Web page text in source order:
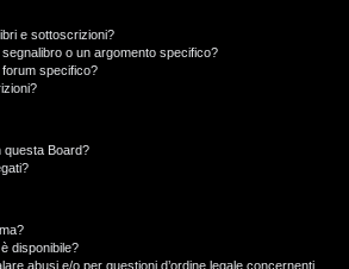
e sottoscrizioni?
o un argomento specifico?
specifico?
questa Board?
disponibile?
abusi e/o per questioni d’ordine legale concernenti